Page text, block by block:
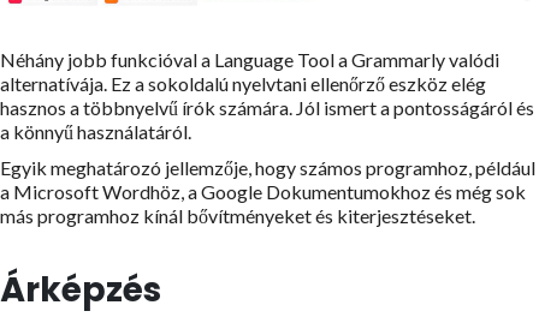
Néhány jobb funkcióval a Language Tool a Grammarly valódi
alternatívája. Ez a sokoldalú nyelvtani ellenőrző eszköz elég
hasznos a többnyelvű írók számára. Jól ismert a pontosságáról és
a könnyű használatáról.
Egyik meghatározó jellemzője, hogy számos programhoz, például
a Microsoft Wordhöz, a Google Dokumentumokhoz és még sok
más programhoz kínál bővítményeket és kiterjesztéseket.
Árképzés